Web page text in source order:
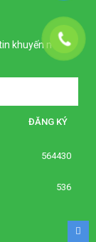
khuyến mại
564430
536